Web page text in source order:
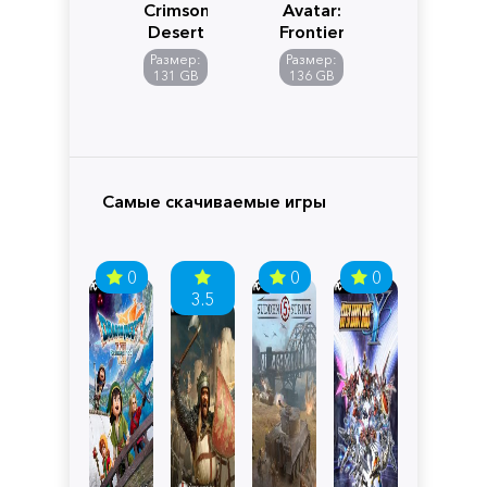
Crimson
Desert
Размер:
131 GB
Avatar:
Frontiers
of
Pandora
Размер:
136 GB
Самые скачиваемые игры
0
3.5
0 0